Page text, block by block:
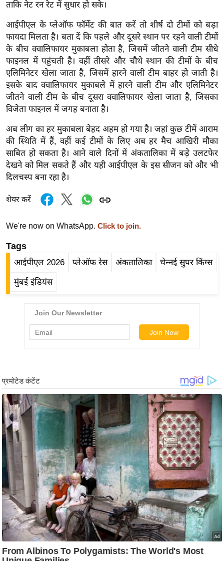
ज
ज
ग
त
बॉ
ली
वु
ड
हॉ
ली
वु
ड
फि
ल्म
मी
B
a
w
s
ला
इ
फ
स्टा
इ
ल
टे
क्नॉ
लॉ
जी
ब्यू
टी
ताकि नेट रन रेट में सुधार हो सके।
आईपीएल के प्लेऑफ फॉर्मेट की बात करें तो शीर्ष दो टीमों को बड़ा
फायदा मिलता है। बता दें कि पहले और दूसरे स्थान पर रहने वाली टीमों
के बीच क्वालिफायर मुकाबला होता है, जिसमें जीतने वाली टीम सीधे
फाइनल में पहुंचती है। वहीं तीसरे और चौथे स्थान की टीमों के बीच
एलिमिनेटर खेला जाता है, जिसमें हारने वाली टीम बाहर हो जाती है।
इसके बाद क्वालिफायर मुकाबले में हारने वाली टीम और एलिमिनेटर
जीतने वाली टीम के बीच दूसरा क्वालिफायर खेला जाता है, जिसका
विजेता फाइनल में जगह बनाता है।
अब लीग का हर मुकाबला बेहद अहम हो गया है। जहां कुछ टीमें आराम
की स्थिति में हैं, वहीं कई टीमों के लिए अब हर मैच आखिरी मौका
साबित हो सकता है। आने वाले दिनों में अंकतालिका में बड़े उलटफेर
देखने को मिल सकते हैं और यही आईपीएल के इस सीजन को और भी
दिलचस्प बना रहा है।
शेयर करें
We're now on WhatsApp. Click to join.
Tags
आईपीएल 2026 प्लेऑफ रेस अंकतालिका चेन्नई सुपर किंग्स
मुंबई इंडियंस